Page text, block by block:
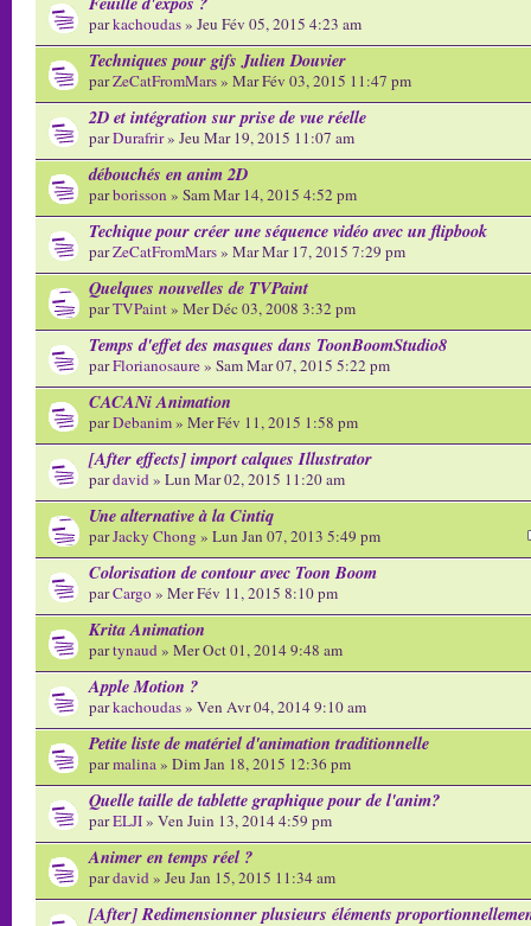
parkachoudas» Jeu Fév 05, 2015 4:23 am
Techniques pour gifs Julien Douvier
parZeCatFromMars» Mar Fév 03, 2015 11:47 pm
2D et intégration sur prise de vue réelle
parDurafrir» Jeu Mar 19, 2015 11:07 am
débouchés en anim 2D
parborisson » Sam Mar 14, 2015 4:52 pm
Techique pour créer une séquence vidéo avec un flipbook
parZeCatFromMars» Mar Mar 17, 2015 7:29 pm
Quelques nouvelles de TVPaint
parTVPaint» Mer Déc 03, 2008 3:32 pm
Temps d'effet des masques dans ToonBoomStudio8
parFlorianosaure» Sam Mar 07, 2015 5:22 pm
CACANi Animation
parDebanim» Mer Fév 11, 2015 1:58 pm
[After effects] import calques Illustrator
pardavid» Lun Mar 02, 2015 11:20 am
Une alternative à la Cintiq
parJacky Chong » Lun Jan 07, 2013 5:49 pm
Colorisation de contour avec Toon Boom
parCargo» Mer Fév 11, 2015 8:10 pm
Krita Animation
partynaud» Mer Oct 01, 2014 9:48 am
Apple Motion ?
parkachoudas» Ven Avr 04, 2014 9:10 am
Petite liste de matériel d'animation traditionnelle
parmalina» Dim Jan 18, 2015 12:36 pm
Quelle taille de tablette graphique pour de l'anim?
parELJI» Ven Juin 13, 2014 4:59 pm
Animer en temps réel ?
pardavid» Jeu Jan 15, 2015 11:34 am
[After] Redimensionner plusieurs éléments